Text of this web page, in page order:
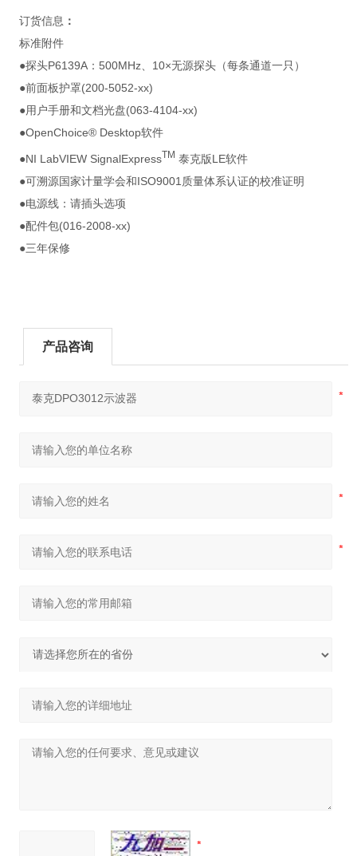
订货信息 ：
标准附件
●探头P6139A：500MHz、10×无源探头（每条通道一只）
●前面板护罩(200-5052-xx)
●用户手册和文档光盘(063-4104-xx)
●OpenChoice® Desktop软件
●NI LabVIEW SignalExpressTM 泰克版LE软件
●可溯源国家计量学会和ISO9001质量体系认证的校准证明
●电源线：请插头选项
●配件包(016-2008-xx)
●三年保修
产品咨询